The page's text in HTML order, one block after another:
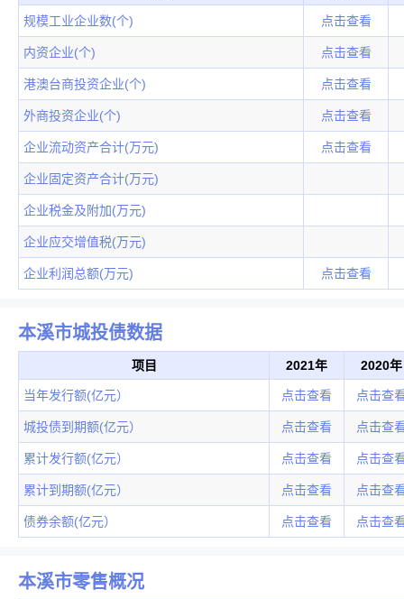
规模工业企业数(个) 点击查看
内资企业(个) 点击查看
港澳台商投资企业(个) 点击查看
外商投资企业(个) 点击查看
企业流动资产合计(万元) 点击查看
企业固定资产合计(万元)
企业税金及附加(万元)
企业应交增值税(万元)
企业利润总额(万元) 点击查看
本溪市城投债数据
项目 2021年 2020年
当年发行额(亿元） 点击查看 点击查
城投债到期额(亿元） 点击查看 点击查
累计发行额(亿元） 点击查看 点击查
累计到期额(亿元） 点击查看 点击查
债券余额(亿元） 点击查看 点击查
本溪市零售概况